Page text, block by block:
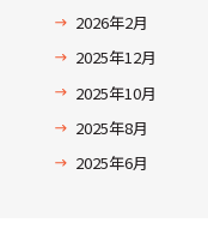
2026年2月
2025年12月
2025年10月
2025年8月
2025年6月